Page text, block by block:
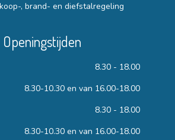
, brand- en diefstalregeling
Openingstijden
8.30 - 18.00
8.30-10.30 en van 16.00-18.00
8.30 - 18.00
8.30-10.30 en van 16.00-18.00